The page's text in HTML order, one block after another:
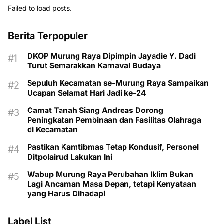
Failed to load posts.
Berita Terpopuler
DKOP Murung Raya Dipimpin Jayadie Y. Dadi
Turut Semarakkan Karnaval Budaya
Sepuluh Kecamatan se-Murung Raya Sampaikan
Ucapan Selamat Hari Jadi ke-24
Camat Tanah Siang Andreas Dorong
Peningkatan Pembinaan dan Fasilitas Olahraga
di Kecamatan
Pastikan Kamtibmas Tetap Kondusif, Personel
Ditpolairud Lakukan Ini
Wabup Murung Raya Perubahan Iklim Bukan
Lagi Ancaman Masa Depan, tetapi Kenyataan
yang Harus Dihadapi
Label List